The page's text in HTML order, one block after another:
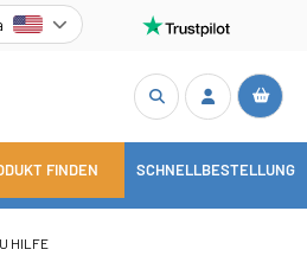
FINDEN SCHNELLBESTELLUNG
HILFE